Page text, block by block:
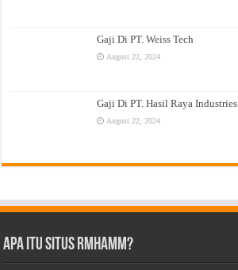
Gaji Di PT. Weiss Tech
August 22, 2024
Gaji Di PT. Hasil Raya Industries
August 22, 2024
Apa Itu Situs Rmhamm?